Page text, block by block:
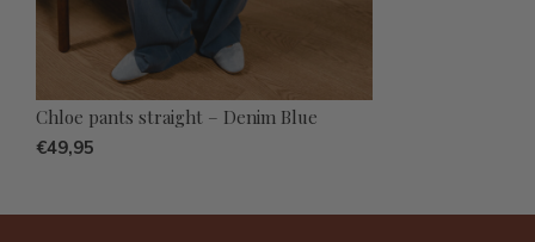
Chloe pants straight – Denim Blue
€49,95